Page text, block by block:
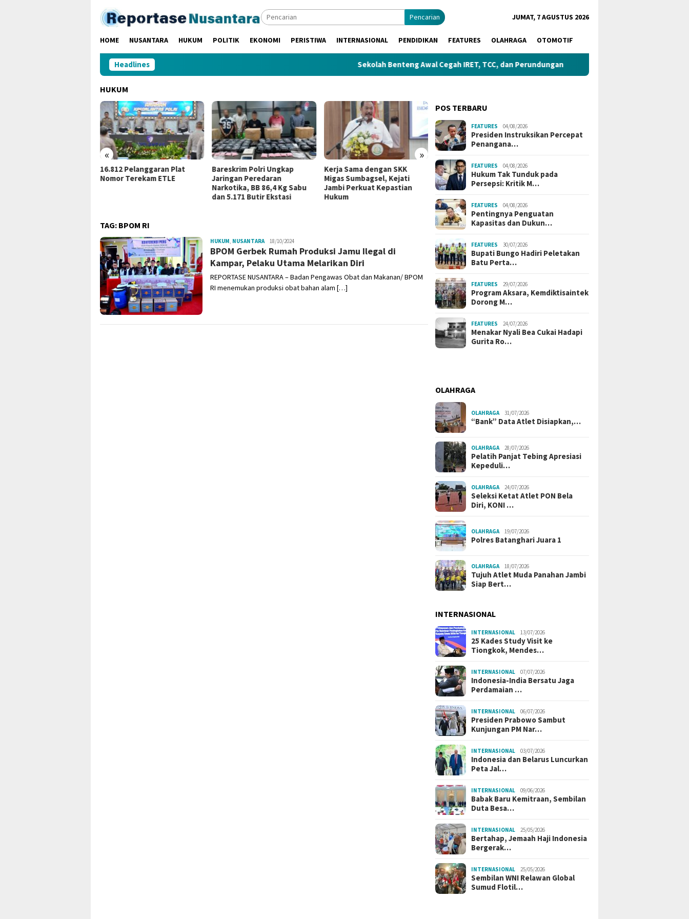
konten
Pencarian JUMAT, 7 AGUSTUS 2026
HOME NUSANTARA HUKUM POLITIK EKONOMI PERISTIWA INTERNASIONAL PENDIDIKAN FEATURES OLAHRAGA OTOMOTIF
Headlines Sekolah Benteng Awal Cegah IRET, TCC, dan Perundungan
HUKUM
« »
16.812 Pelanggaran Plat
Nomor Terekam ETLE
Bareskrim Polri Ungkap
Jaringan Peredaran
Narkotika, BB 86,4 Kg Sabu
dan 5.171 Butir Ekstasi
Kerja Sama dengan SKK
Migas Sumbagsel, Kejati
Jambi Perkuat Kepastian
Hukum
Gerbong Mutasi Kejaksaan
Bergerak: Aspidsus Kejati
Sumsel, Kajari Palembang,
dan Muba Resmi Berganti
Rocky Chandra Apresiasi
Polda Jambi Ungkap Dugaan
TAG: BPOM RI
HUKUM, NUSANTARAAdmin
18/10/2024
BPOM Gerbek Rumah Produksi Jamu Ilegal di
Kampar, Pelaku Utama Melarikan Diri
REPORTASE NUSANTARA – Badan Pengawas Obat dan Makanan/ BPOM
RI menemukan produksi obat bahan alam […]
POS TERBARU
FEATURES 04/08/2026
Presiden Instruksikan Percepat
Penangana…
FEATURES 04/08/2026
Hukum Tak Tunduk pada
Persepsi: Kritik M…
FEATURES 04/08/2026
Pentingnya Penguatan
Kapasitas dan Dukun…
FEATURES 30/07/2026
Bupati Bungo Hadiri Peletakan
Batu Perta…
FEATURES 29/07/2026
Program Aksara, Kemdiktisaintek
Dorong M…
FEATURES 24/07/2026
Menakar Nyali Bea Cukai Hadapi
Gurita Ro…
OLAHRAGA
OLAHRAGA 31/07/2026
“Bank” Data Atlet Disiapkan,…
OLAHRAGA 28/07/2026
Pelatih Panjat Tebing Apresiasi
Kepeduli…
OLAHRAGA 24/07/2026
Seleksi Ketat Atlet PON Bela
Diri, KONI …
OLAHRAGA 19/07/2026
Polres Batanghari Juara 1
OLAHRAGA 18/07/2026
Tujuh Atlet Muda Panahan Jambi
Siap Bert…
INTERNASIONAL
INTERNASIONAL 13/07/2026
25 Kades Study Visit ke
Tiongkok, Mendes…
INTERNASIONAL 07/07/2026
Indonesia-India Bersatu Jaga
Perdamaian …
INTERNASIONAL 06/07/2026
Presiden Prabowo Sambut
Kunjungan PM Nar…
INTERNASIONAL 03/07/2026
Indonesia dan Belarus Luncurkan
Peta Jal…
INTERNASIONAL 09/06/2026
Babak Baru Kemitraan, Sembilan
Duta Besa…
INTERNASIONAL 25/05/2026
Bertahap, Jemaah Haji Indonesia
Bergerak…
INTERNASIONAL 25/05/2026
Sembilan WNI Relawan Global
Sumud Flotil…